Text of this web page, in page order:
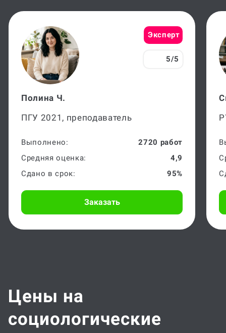
Эксперт
5/5
Полина Ч.
ПГУ 2021, преподаватель
Выполнено:
2720 работ
Средняя оценка:
4,9
Сдано в срок:
95%
Заказать
Цены на
социологические